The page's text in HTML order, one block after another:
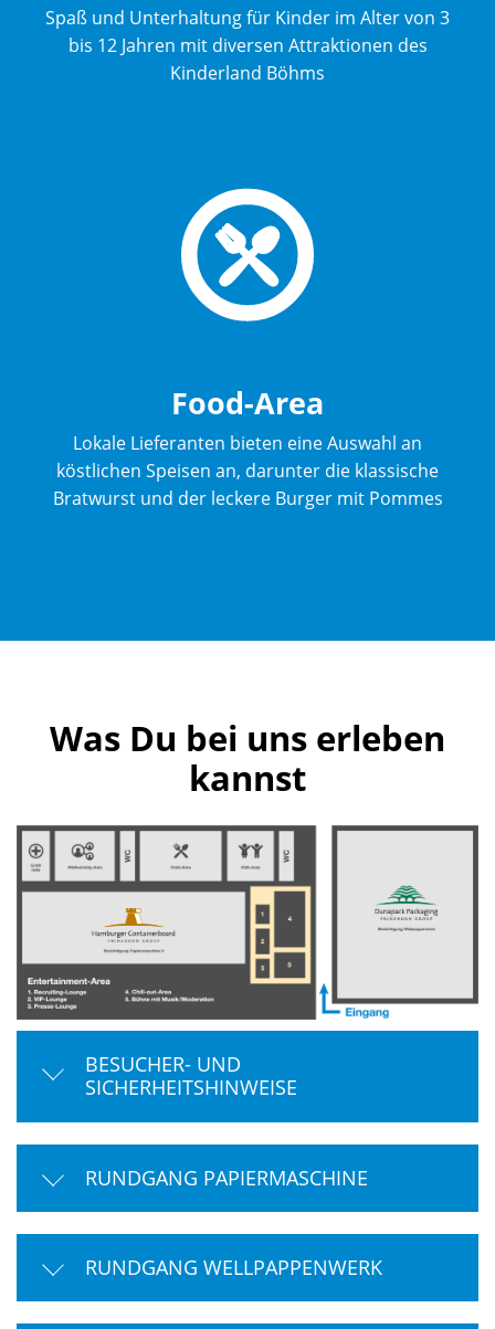
Spaß und Unterhaltung für Kinder im Alter von 3
bis 12 Jahren mit diversen Attraktionen des
Kinderland Böhms
Food-Area
Lokale Lieferanten bieten eine Auswahl an
köstlichen Speisen an, darunter die klassische
Bratwurst und der leckere Burger mit Pommes
Was Du bei uns erleben
kannst
BESUCHER- UND
SICHERHEITSHINWEISE
RUNDGANG PAPIERMASCHINE
RUNDGANG WELLPAPPENWERK